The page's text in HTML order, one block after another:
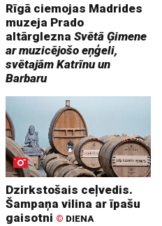
Rīgā ciemojas Madrides
muzeja Prado
altārgleznaSvētā Ģimene
ar muzicējošo eņģeli,
svētajām Katrīnu un
Barbaru
Dzirkstošais ceļvedis.
Šampaņa vilina ar īpašu
gaisotni © DIENA